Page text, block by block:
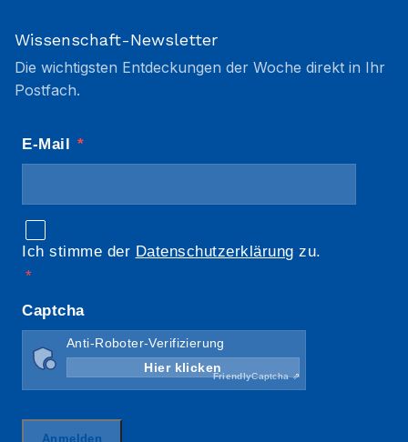
Wissenschaft-Newsletter
Die wichtigsten Entdeckungen der Woche direkt in Ihr
Postfach.